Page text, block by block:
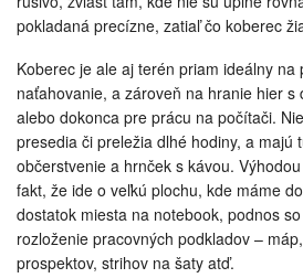
pokladaná precízne, zatiaľ čo koberec
Koberec je ale aj terén priam ideálny
naťahovanie, a zároveň na hranie hier s
alebo dokonca pre prácu na počítači.
presedia či preležia dlhé hodiny, a majú
občerstvenie a hrnček s kávou.
fakt, že ide o veľkú plochu, kde máme
dostatok miesta na notebook, podnos
rozloženie pracovných podkladov –
prospektov, strihov na šaty atď.